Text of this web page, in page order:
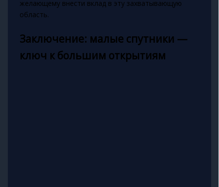
желающему внести вклад в эту захватывающую
область.
Заключение: малые спутники —
ключ к большим открытиям